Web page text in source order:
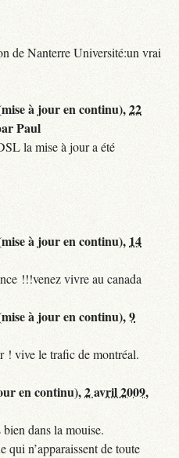
de Nanterre Université:un vrai
à jour en continu),22
Paul
la mise à jour a été
à jour en continu), 14
!!!venez vivre au canada
à jour en continu),9
! vive le trafic de montréal.
en continu),2 avril 2009,
bien dans la mouise.
n’apparaissent de toute